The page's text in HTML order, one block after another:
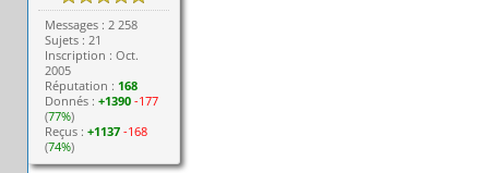
Messages : 2 258
Sujets : 21
Inscription : Oct.
2005
Réputation : 168
Donnés :+1390 -177
(77%)
Reçus :+1137 -168
(74%)